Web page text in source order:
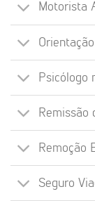
Motorista
Psicólogo
Remissão
Remoção
Seguro